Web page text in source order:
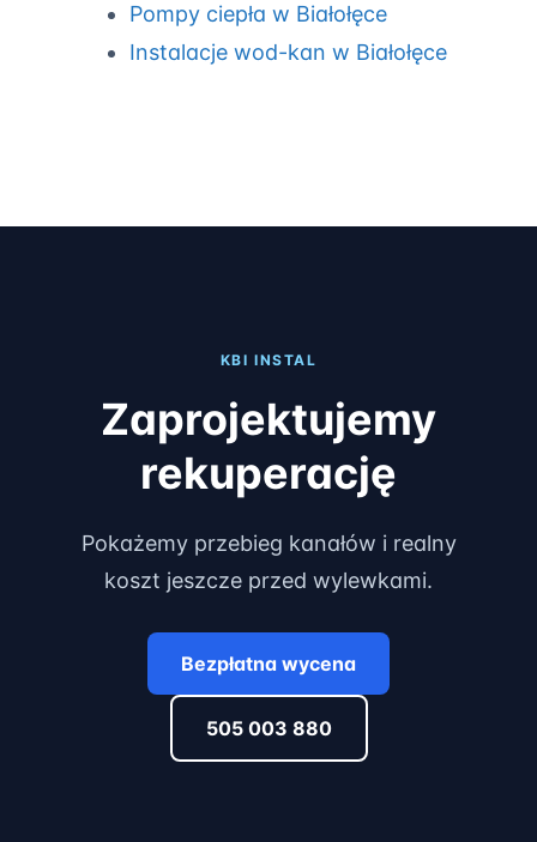
Pompy ciepła w Białołęce
Instalacje wod-kan w Białołęce
KBI INSTAL
Zaprojektujemy
rekuperację
Pokażemy przebieg kanałów i realny
koszt jeszcze przed wylewkami.
Bezpłatna wycena
505 003 880